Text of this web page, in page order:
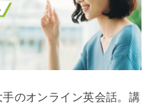
手のオンライン英会話。講